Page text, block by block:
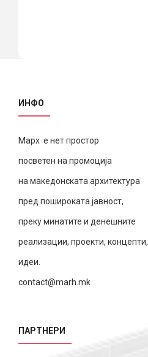
ИНФО
Марх е нет простор
посветен на промоција
на македонската архитектура
пред пошироката јавност,
преку минатите и денешните
реализации, проекти, концепти,
идеи.
contact@marh.mk
ПАРТНЕРИ